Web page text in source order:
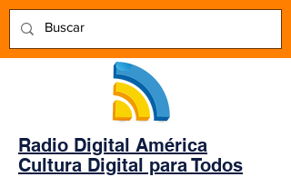
Radio Digital América
Cultura Digital para Todos